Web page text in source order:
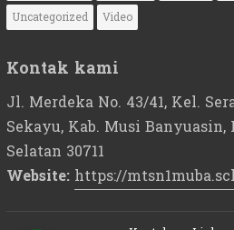
Uncategorized
Video
Kontak kami
Jl. Merdeka No. 43/41, Kel.
Sekayu, Kab. Musi Banyuasin,
Selatan 30711
Website: https://